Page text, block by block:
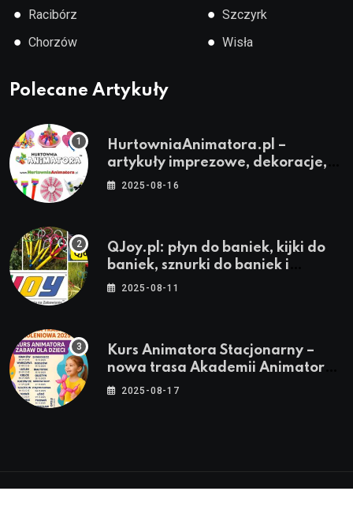
● Racibórz
● Chorzów
● Szczyrk
● Wisła
Polecane Artykuły
HurtowniaAnimatora.pl –
artykuły imprezowe, dekoracje,
stroje i akcesoria dla animatorów
2025-08-16
QJoy.pl: płyn do baniek, kijki do
baniek, sznurki do baniek i
zestawy do baniek
2025-08-11
Kurs Animatora Stacjonarny –
nowa trasa Akademii Animatora
– jesień 2025
2025-08-17